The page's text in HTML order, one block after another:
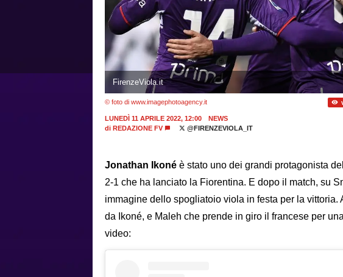
FirenzeViola.it
© foto di www.imagephotoagency.it
LUNEDÌ 11 APRILE 2022, 12:00
NEWS
di REDAZIONE FV @FIRENZEVIOLA_IT
Jonathan Ikoné è stato uno dei grandi protagonista
2-1 che ha lanciato la Fiorentina. E dopo il match, su
immagine dello spogliatoio viola in festa per la vittoria.
da Ikoné, e Maleh che prende in giro il francese per
video: